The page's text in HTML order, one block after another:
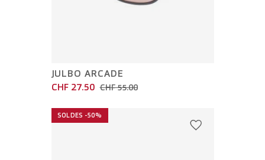
JULBO ARCADE
CHF 27.50 CHF 55.00
SOLDES -50%